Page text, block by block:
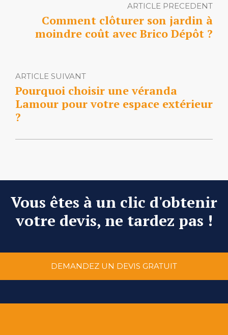
ARTICLE PRECEDENT
Comment clôturer son jardin à
moindre coût avec Brico Dépôt ?
ARTICLE SUIVANT
Pourquoi choisir une véranda
Lamour pour votre espace extérieur
?
Vous êtes à un clic d'obtenir
votre devis, ne tardez pas !
DEMANDEZ UN DEVIS GRATUIT